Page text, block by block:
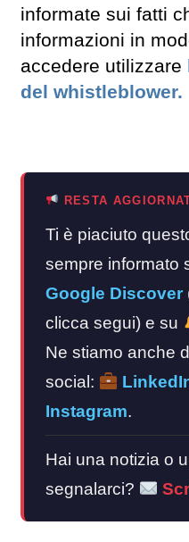
informate sui fatti
informazioni in
accedere utilizzare
del whistleblower.
RESTA
Ti è piaciuto
sempre informato
Google Discover
clicca segui) e su
Ne stiamo anche
social:
Instagram.
Hai una notizia o
segnalarci?